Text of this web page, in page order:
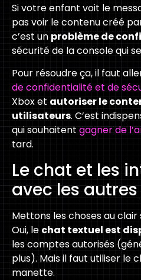
Si votre enfant voit le
pas voir le contenu créé
c’est un problème de
sécurité de la console qui
Pour résoudre ça, il faut
de confidentialité et de
Xbox et autoriser le
utilisateurs. C’est
qui souhaitentgagner de
tard.
Le chat et les
avec les
Mettons les choses au
Oui, le chat textuel est
les comptes autorisés
plus). Mais il faut utiliser le
manette.